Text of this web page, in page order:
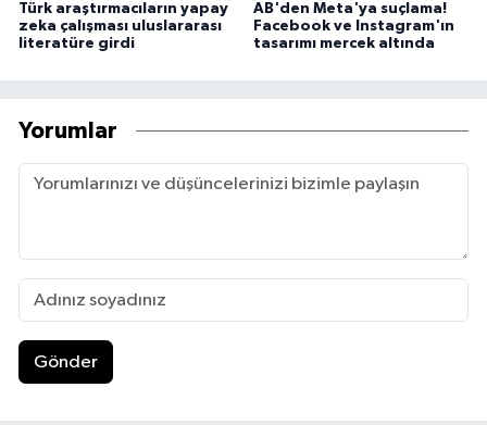
Türk araştırmacıların yapay
zeka çalışması uluslararası
literatüre girdi
AB'den Meta'ya suçlama!
Facebook ve Instagram'ın
tasarımı mercek altında
Yorumlar
Gönder